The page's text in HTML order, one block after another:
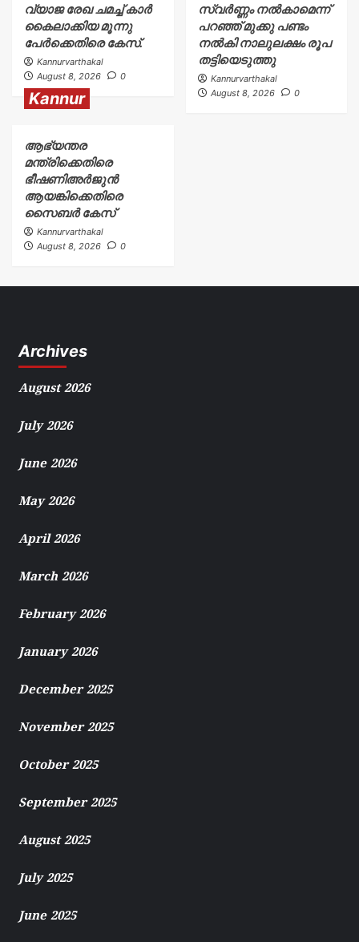
വ്യാജ രേഖ ചമച്ച് കാർ
കൈലാക്കിയ മൂന്നു
പേർക്കെതിരെ കേസ്.
Kannurvarthakal
August 8, 2026
0
സ്വർണ്ണം നൽകാമെന്ന്
പറഞ്ഞ് മുക്കു പണ്ടം
നൽകി നാലുലക്ഷം രൂപ
തട്ടിയെടുത്തു
Kannurvarthakal
August 8, 2026
0
Kannur
ആഭ്യന്തര
മന്ത്രിക്കെതിരെ
ഭീഷണിഅർജുൻ
ആയങ്കിക്കെതിരെ
സൈബർ കേസ്
Kannurvarthakal
August 8, 2026
0
Archives
August 2026
July 2026
June 2026
May 2026
April 2026
March 2026
February 2026
January 2026
December 2025
November 2025
October 2025
September 2025
August 2025
July 2025
June 2025